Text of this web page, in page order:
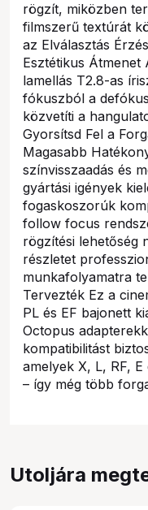
rögzít, miközben
filmszerű textúrát
az Elválasztás
Esztétikus Átmenet
lamellás T2.8-as
fókuszból a
közvetíti a
Gyorsítsd Fel a
Magasabb
színvisszaadás és
gyártási igények
fogaskoszorúk
follow focus
rögzítési lehetőség
részletet
munkafolyamatra
Tervezték Ez a
PL és EF bajonett
Octopus
kompatibilitást
amelyek X, L, RF,
– így még több
Utoljára